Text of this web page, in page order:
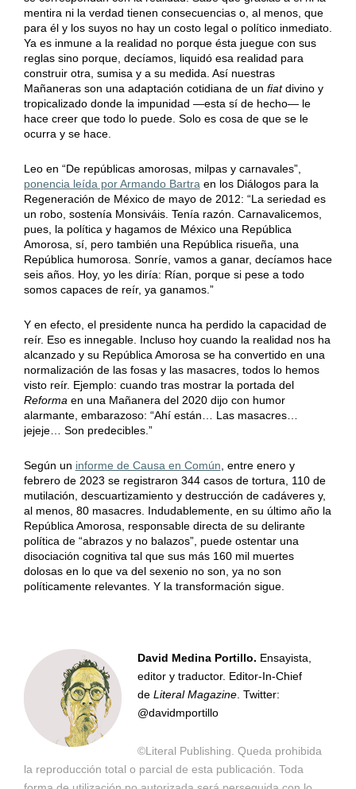
mentira ni la verdad tienen consecuencias o, al menos, que
para él y los suyos no hay un costo legal o político inmediato.
Ya es inmune a la realidad no porque ésta juegue con sus
reglas sino porque, decíamos, liquidó esa realidad para
construir otra, sumisa y a su medida. Así nuestras
Mañaneras son una adaptación cotidiana de un fiatdivino y
tropicalizado donde la impunidad —esta sí de hecho— le
hace creer que todo lo puede. Solo es cosa de que se le
ocurra y se hace.
Leo en “De repúblicas amorosas, milpas y carnavales”,
ponencia leída por Armando Bartraen los Diálogos para la
Regeneración de México de mayo de 2012: “La seriedad es
un robo, sostenía Monsiváis. Tenía razón. Carnavalicemos,
pues, la política y hagamos de México una República
Amorosa, sí, pero también una República risueña, una
República humorosa. Sonríe, vamos a ganar, decíamos hace
seis años. Hoy, yo les diría: Rían, porque si pese a todo
somos capaces de reír, ya ganamos.”
Y en efecto, el presidente nunca ha perdido la capacidad de
reír. Eso es innegable. Incluso hoy cuando la realidad nos ha
alcanzado y su República Amorosa se ha convertido en una
normalización de las fosas y las masacres, todos lo hemos
visto reír. Ejemplo: cuando tras mostrar la portada del
Reformaen una Mañanera del 2020 dijo con humor
alarmante, embarazoso: “Ahí están… Las masacres…
jejeje… Son predecibles.”
Según un informe de Causa en Común, entre enero y
febrero de 2023 se registraron 344 casos de tortura, 110 de
mutilación, descuartizamiento y destrucción de cadáveres y,
al menos, 80 masacres. Indudablemente, en su último año la
República Amorosa, responsable directa de su delirante
política de “abrazos y no balazos”, puede ostentar una
disociación cognitiva tal que sus más 160 mil muertes
dolosas en lo que va del sexenio no son, ya no son
políticamente relevantes. Y la transformación sigue.
David Medina Portillo. Ensayista,
editor y traductor. Editor-In-Chief
de Literal Magazine. Twitter:
@davidmportillo
©Literal Publishing. Queda prohibida
la reproducción total o parcial de esta publicación. Toda